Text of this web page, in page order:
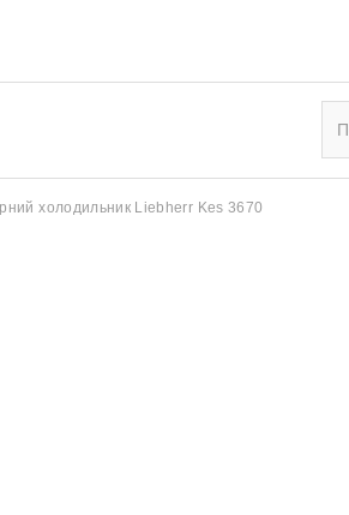
холодильник Liebherr Kes 3670